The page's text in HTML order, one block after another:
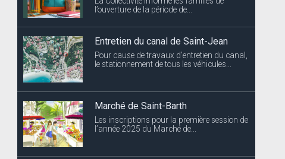
l’ouverture de la période de...
Entretien du canal de Saint-Jean
Pour cause de travaux d’entretien du canal,
le stationnement de tous les véhicules...
Marché de Saint-Barth
Les inscriptions pour la première session de
l’année 2025 du Marché de...